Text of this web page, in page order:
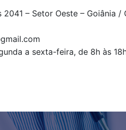
2041 – Setor Oeste – Goiânia /
a sexta-feira, de 8h às